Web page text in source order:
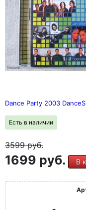
Dance Party 2003
Есть в наличии
3599руб.
1699 руб. В